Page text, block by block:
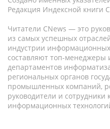
Редакция Индексной книги
Читатели CNews — это
из самых успешных
индустрии
составляют топ-менеджеры
департаментов
региональных органов
промышленных компаний,
руководители и
информационных